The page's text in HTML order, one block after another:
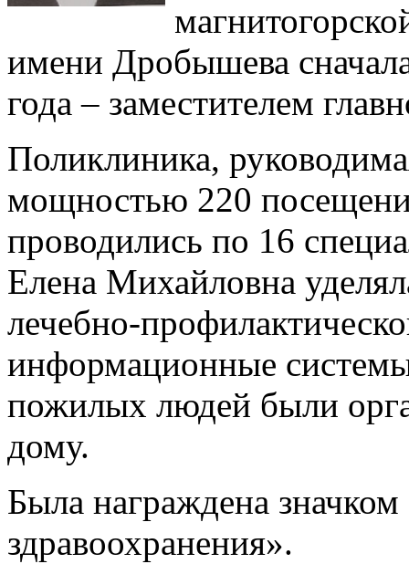
имени Дробышева
года – заместителем
Поликлиника,
мощностью 220
проводились по 16
Елена Михайловна
лечебно-
информационные
пожилых людей были
дому.
Была награждена
здравоохранения».